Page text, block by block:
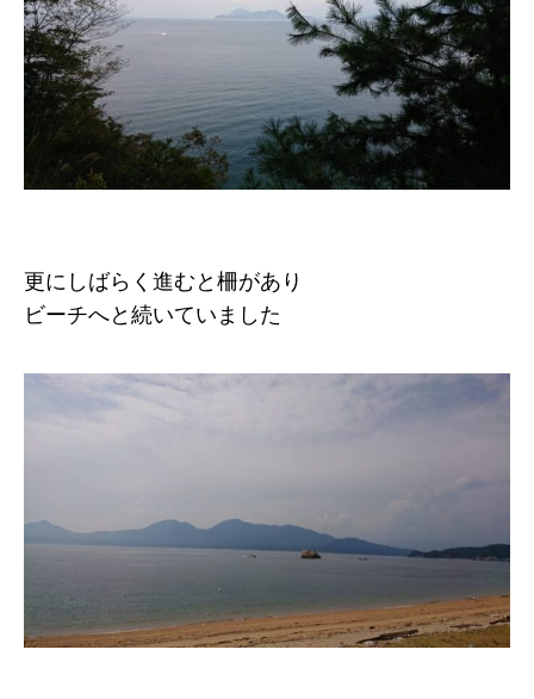
更にしばらく進むと柵があり
ビーチへと続いていました